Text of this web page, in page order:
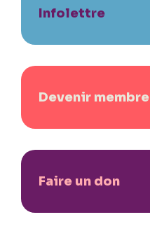
Infolettre
Devenir membre
Faire un don